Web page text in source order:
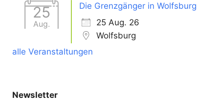
25
Aug.
Die Grenzgänger in Wolfsburg
25 Aug. 26
Wolfsburg
alle Veranstaltungen
Newsletter